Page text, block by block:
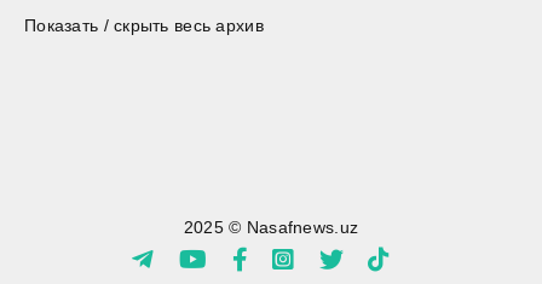
Показать / скрыть весь архив
2025 © Nasafnews.uz